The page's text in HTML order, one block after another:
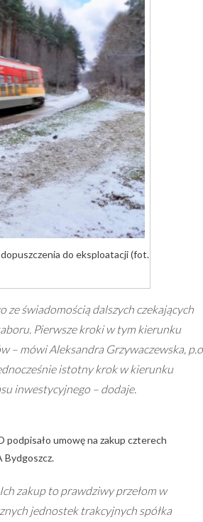
do eksploatacji (fot.
ze świadomością dalszych czekających
Pierwsze kroki w tym kierunku
– mówi Aleksandra Grzywaczewska,
istotny krok w kierunku
inwestycyjnego – dodaje.
umowę na zakup czterech
Bydgoszcz.
zakup to prawdziwy przełom w
jednostek trakcyjnych spółka